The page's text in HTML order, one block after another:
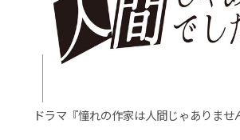
ドラマ『憧れの作家は人間じゃありませ